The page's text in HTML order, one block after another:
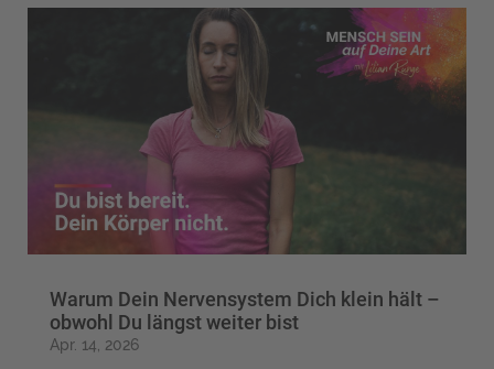
Warum Dein Nervensystem Dich klein hält –
obwohl Du längst weiter bist
Apr. 14, 2026